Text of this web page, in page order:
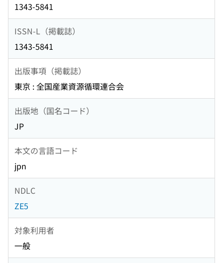
1343-5841
ISSN-L（掲載誌）
1343-5841
出版事項（掲載誌）
東京 : 全国産業資源循環連合会
出版地（国名コード）
JP
本文の言語コード
jpn
NDLC
ZE5
対象利用者
一般